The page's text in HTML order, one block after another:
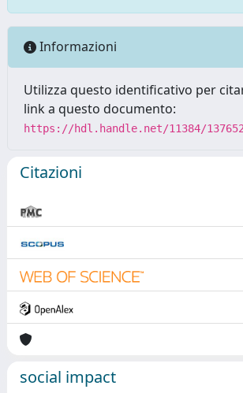
Informazioni
Utilizza questo identificativo per
link a questo documento:
https://hdl.handle.net/11384/137652
Citazioni
social impact